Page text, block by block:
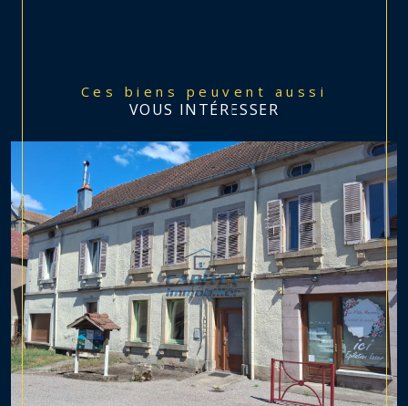
Ces biens peuvent aussi
VOUS INTÉRESSER